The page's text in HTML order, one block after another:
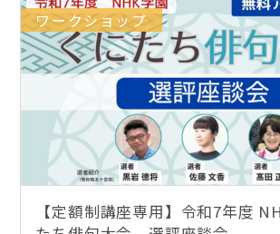
ワークショップ
【定額制講座専用】令和7年度